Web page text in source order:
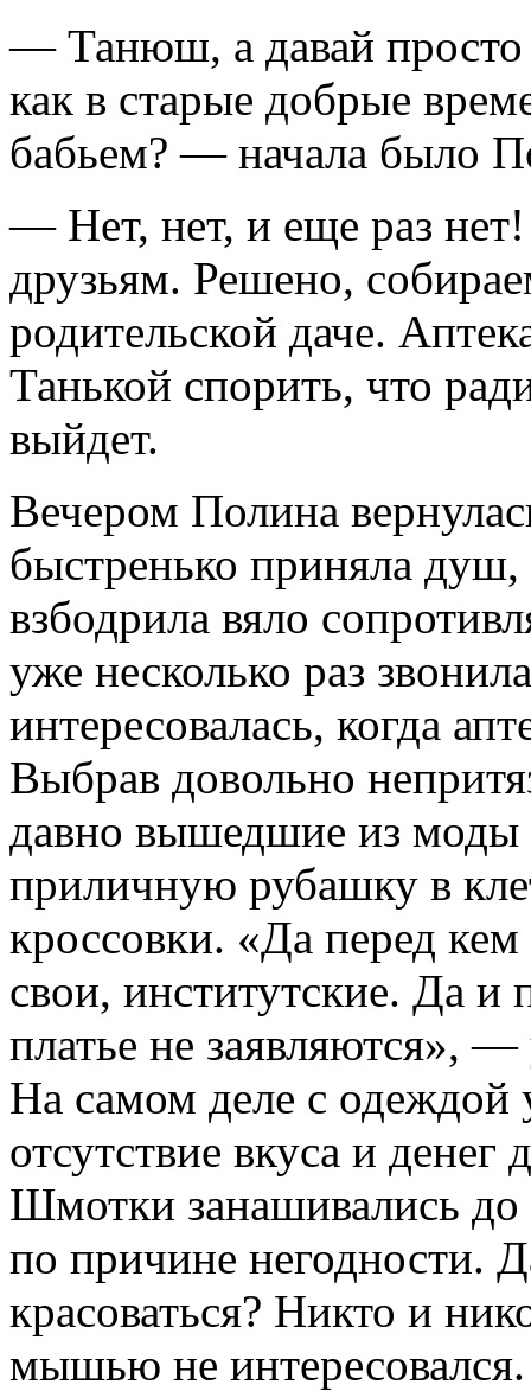
— Танюш, а давай просто
как в старые добрые
бабьем? — начала было
— Нет, нет, и еще раз
друзьям. Решено,
родительской даче.
Танькой спорить, что
выйдет.
Вечером Полина
быстренько приняла душ,
взбодрила вяло
уже несколько раз
интересовалась, когда
Выбрав довольно
давно вышедшие из
приличную рубашку в
кроссовки. «Да перед
свои, институтские. Да и
платье не заявляются»,
На самом деле с одеждой
отсутствие вкуса и
Шмотки занашивались до
по причине негодности.
красоваться? Никто и
мышью не интересовался.